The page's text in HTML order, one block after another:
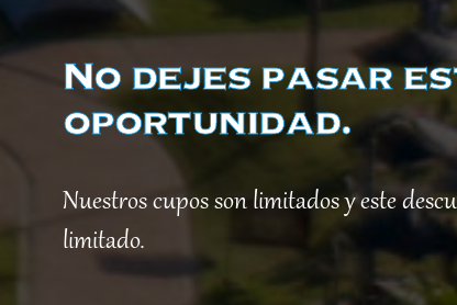
No dejes pasar
oportunidad.
Nuestros cupos son limitados y este
limitado.